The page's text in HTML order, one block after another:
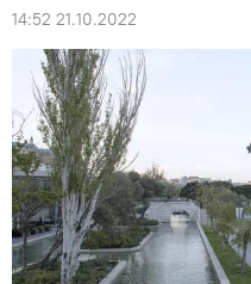
14:52 21.10.2022